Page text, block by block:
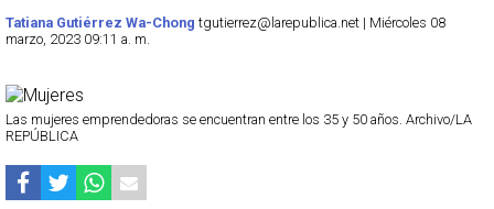
Tatiana Gutiérrez Wa-Chong tgutierrez@larepublica.net | Miércoles 08
marzo, 2023 09:11 a. m.
Las mujeres emprendedoras se encuentran entre los 35 y 50 años. Archivo/LA
REPÚBLICA